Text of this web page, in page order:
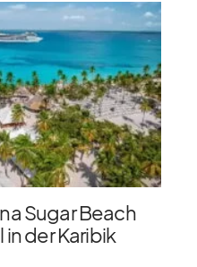
Sugar Beach
in der Karibik